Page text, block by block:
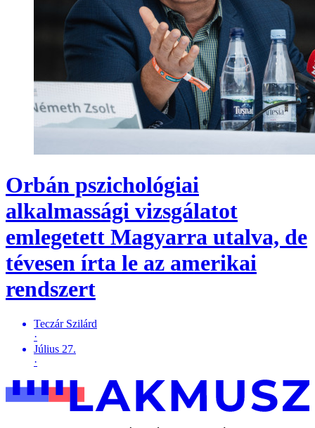
Orbán pszichológiai
alkalmassági vizsgálatot
emlegetett Magyarra utalva, de
tévesen írta le az amerikai
rendszert
Teczár Szilárd
·
Július 27.
·